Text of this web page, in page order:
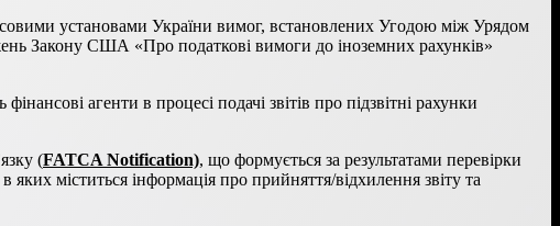
установами України вимог, встановлених Угодою між Урядом
Закону США «Про податкові вимоги до іноземних рахунків»
агенти в процесі подачі звітів про підзвітні рахунки
(FATCA Notification), що формується за результатами перевірки
міститься інформація про прийняття/відхилення звіту та